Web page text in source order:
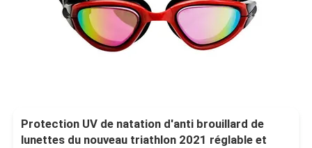
Protection UV de natation d'anti brouillard de
lunettes du nouveau triathlon 2021 réglable et